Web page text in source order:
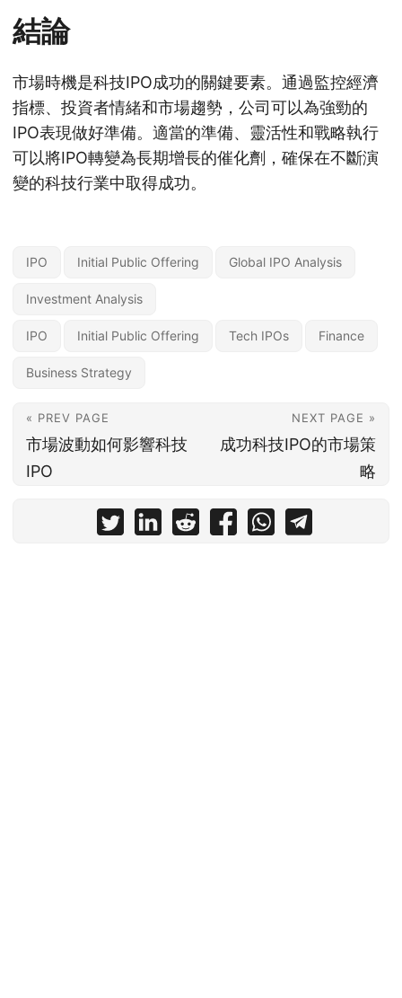
結論
市場時機是科技IPO成功的關鍵要素。通過監控經濟
指標、投資者情緒和市場趨勢，公司可以為強勁的
IPO表現做好準備。適當的準備、靈活性和戰略執行
可以將IPO轉變為長期增長的催化劑，確保在不斷演
變的科技行業中取得成功。
IPO Initial Public Offering Global IPO Analysis
Investment Analysis
IPO Initial Public Offering Tech IPOs Finance
Business Strategy
« PREV PAGE
市場波動如何影響科技
IPO
NEXT PAGE »
成功科技IPO的市場策
略